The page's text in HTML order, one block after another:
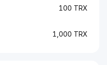
100 TRX
1,000 TRX